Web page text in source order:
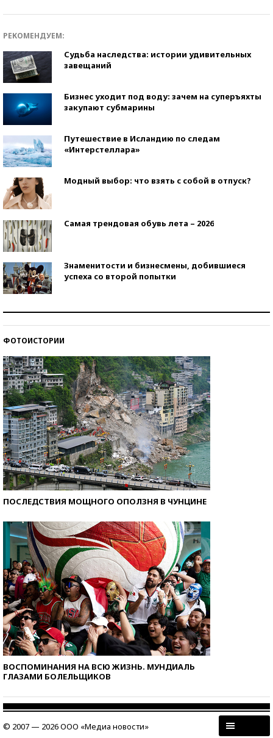
РЕКОМЕНДУЕМ:
Судьба наследства: истории удивительных
завещаний
Бизнес уходит под воду: зачем на суперъяхты
закупают субмарины
Путешествие в Исландию по следам
«Интерстеллара»
Модный выбор: что взять с собой в отпуск?
Самая трендовая обувь лета – 2026
Знаменитости и бизнесмены, добившиеся
успеха со второй попытки
ФОТОИСТОРИИ
ПОСЛЕДСТВИЯ МОЩНОГО ОПОЛЗНЯ В ЧУНЦИНЕ
ВОСПОМИНАНИЯ НА ВСЮ ЖИЗНЬ. МУНДИАЛЬ
ГЛАЗАМИ БОЛЕЛЬЩИКОВ
© 2007 — 2026 ООО «Медиа новости»